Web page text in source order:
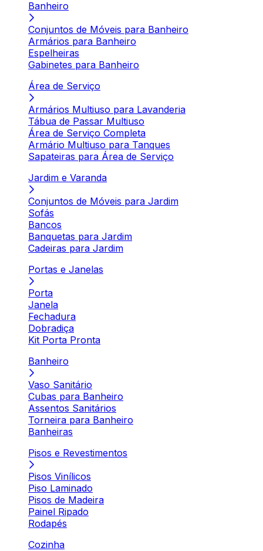
Banheiro
Conjuntos de Móveis para Banheiro
Armários para Banheiro
Espelheiras
Gabinetes para Banheiro
Área de Serviço
Armários Multiuso para Lavanderia
Tábua de Passar Multiuso
Área de Serviço Completa
Armário Multiuso para Tanques
Sapateiras para Área de Serviço
Jardim e Varanda
Conjuntos de Móveis para Jardim
Sofás
Bancos
Banquetas para Jardim
Cadeiras para Jardim
Portas e Janelas
Porta
Janela
Fechadura
Dobradiça
Kit Porta Pronta
Banheiro
Vaso Sanitário
Cubas para Banheiro
Assentos Sanitários
Torneira para Banheiro
Banheiras
Pisos e Revestimentos
Pisos Vinílicos
Piso Laminado
Pisos de Madeira
Painel Ripado
Rodapés
Cozinha